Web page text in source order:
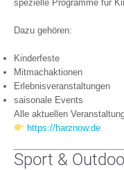
spezielle Programme für
Dazu gehören:
Kinderfeste
Mitmachaktionen
Erlebnisveranstaltungen
saisonale Events
Alle aktuellen
https://harznow.de
Sport &